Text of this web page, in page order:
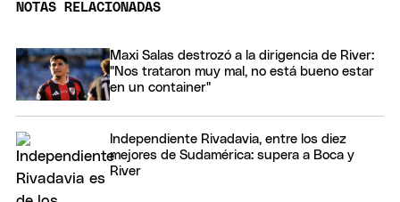
NOTAS RELACIONADAS
Maxi Salas destrozó a la dirigencia de River:
"Nos trataron muy mal, no está bueno estar
en un container"
Independiente Rivadavia, entre los diez
mejores de Sudamérica: supera a Boca y
River